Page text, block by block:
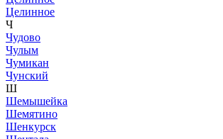
Целинное
Ч
Чудово
Чулым
Чумикан
Чунский
Ш
Шемышейка
Шемятино
Шенкурск